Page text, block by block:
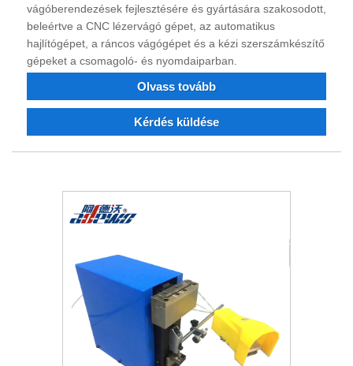
vágóberendezések fejlesztésére és gyártására szakosodott,
beleértve a CNC lézervágó gépet, az automatikus
hajlítógépet, a ráncos vágógépet és a kézi szerszámkészítő
gépeket a csomagoló- és nyomdaiparban.
Olvass tovább
Kérdés küldése